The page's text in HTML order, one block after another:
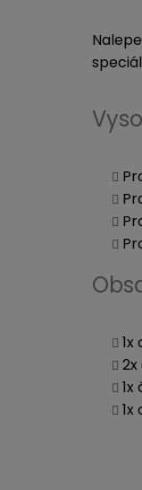
1x